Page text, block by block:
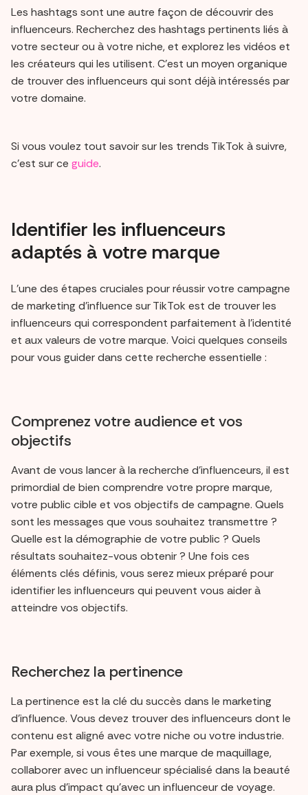
Les hashtags sont une autre façon de découvrir des
influenceurs. Recherchez des hashtags pertinents liés à
votre secteur ou à votre niche, et explorez les vidéos et
les créateurs qui les utilisent. C'est un moyen organique
de trouver des influenceurs qui sont déjà intéressés par
votre domaine.
Si vous voulez tout savoir sur les trends TikTok à suivre,
c’est sur ce guide.
Identifier les influenceurs
adaptés à votre marque
L'une des étapes cruciales pour réussir votre campagne
de marketing d'influence sur TikTok est de trouver les
influenceurs qui correspondent parfaitement à l'identité
et aux valeurs de votre marque. Voici quelques conseils
pour vous guider dans cette recherche essentielle :
Comprenez votre audience et vos
objectifs
Avant de vous lancer à la recherche d'influenceurs, il est
primordial de bien comprendre votre propre marque,
votre public cible et vos objectifs de campagne. Quels
sont les messages que vous souhaitez transmettre ?
Quelle est la démographie de votre public ? Quels
résultats souhaitez-vous obtenir ? Une fois ces
éléments clés définis, vous serez mieux préparé pour
identifier les influenceurs qui peuvent vous aider à
atteindre vos objectifs.
Recherchez la pertinence
La pertinence est la clé du succès dans le marketing
d'influence. Vous devez trouver des influenceurs dont le
contenu est aligné avec votre niche ou votre industrie.
Par exemple, si vous êtes une marque de maquillage,
collaborer avec un influenceur spécialisé dans la beauté
aura plus d'impact qu'avec un influenceur de voyage.